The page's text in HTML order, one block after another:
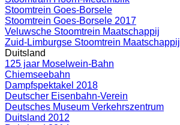
Stoomtrein Goes-Borsele
Stoomtrein Goes-Borsele 2017
Veluwsche Stoomtrein Maatschappij
Zuid-Limburgse Stoomtrein Maatschappij
Duitsland
125 jaar Moselwein-Bahn
Chiemseebahn
Dampfspektakel 2018
Deutscher Eisenbahn-Verein
Deutsches Museum Verkehrszentrum
Duitsland 2012